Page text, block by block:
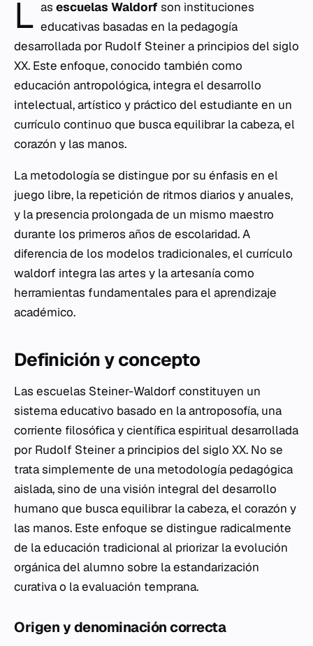
L as escuelas Waldorf son instituciones
educativas basadas en la pedagogía
desarrollada por Rudolf Steiner a principios del siglo
XX. Este enfoque, conocido también como
educación antropológica, integra el desarrollo
intelectual, artístico y práctico del estudiante en un
currículo continuo que busca equilibrar la cabeza, el
corazón y las manos.
La metodología se distingue por su énfasis en el
juego libre, la repetición de ritmos diarios y anuales,
y la presencia prolongada de un mismo maestro
durante los primeros años de escolaridad. A
diferencia de los modelos tradicionales, el currículo
waldorf integra las artes y la artesanía como
herramientas fundamentales para elaprendizaje
académico.
Definición y concepto
Las escuelas Steiner-Waldorf constituyen un
sistema educativo basado en la antroposofía, una
corriente filosófica y científica espiritual desarrollada
por Rudolf Steiner a principios del siglo XX. No se
trata simplemente de una metodología pedagógica
aislada, sino de una visión integral del desarrollo
humano que busca equilibrar la cabeza, el corazón y
las manos. Este enfoque se distingue radicalmente
de la educación tradicional al priorizar la evolución
orgánica del alumno sobre la estandarización
curativa o la evaluación temprana.
Origen y denominación correcta